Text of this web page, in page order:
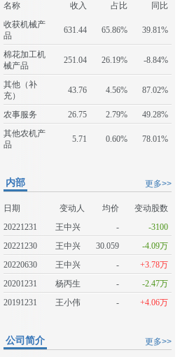
名称 收入 占比
同比
收获机械产
品
631.44 65.86% 39.81%
棉花加工机
械产品
251.04 26.19% -8.84%
其他（补
充）
43.76 4.56% 87.02%
农事服务 26.75 2.79%
49.28%
其他农机产
品
5.71 0.60% 78.01%
更多>>
内部
日期 变动人 均价
变动股数
20221231
王中兴 -
-3100
20221230
王中兴 30.059
-4.09万
20220630
王中兴 -
+3.78万
20201231
杨丙生 -
-2.47万
20191231
王小伟 - +4.06万
更多>>
公司简介